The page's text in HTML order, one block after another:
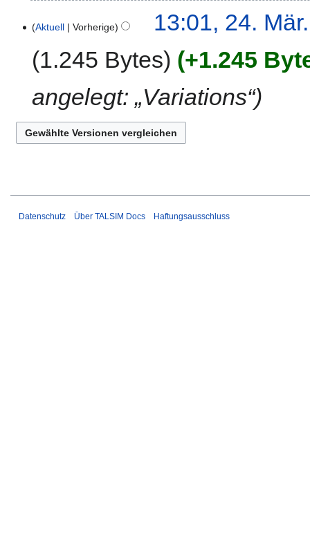
Aktuell Vorherige
13:01, 24.
1.245 Bytes
+1.245
angelegt: „Variations“
Datenschutz Über TALSIM Docs Haftungsausschluss